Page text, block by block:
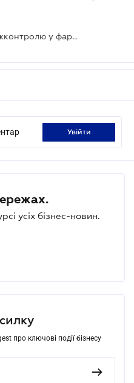
В Україні з'явиться орган держконтролю у фармацевтичному секторі
увійти
усіх бізнес-новин.
про ключові події бізнесу